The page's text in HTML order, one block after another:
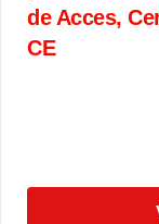
de Acces,
CE